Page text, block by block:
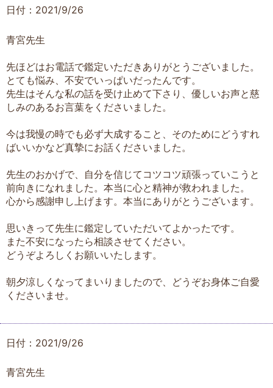
日付：2021/9/26
青宮先生
先ほどはお電話で鑑定いただきありがとうございました。
とても悩み、不安でいっぱいだったんです。
先生はそんな私の話を受け止めて下さり、優しいお声と慈
しみのあるお言葉をくださいました。
今は我慢の時でも必ず大成すること、そのためにどうすれ
ばいいかなど真摯にお話くださいました。
先生のおかげで、自分を信じてコツコツ頑張っていこうと
前向きになれました。本当に心と精神が救われました。
心から感謝申し上げます。本当にありがとうございます。
思いきって先生に鑑定していただいてよかったです。
また不安になったら相談させてください。
どうぞよろしくお願いいたします。
朝夕涼しくなってまいりましたので、どうぞお身体ご自愛
くださいませ。
日付：2021/9/26
青宮先生